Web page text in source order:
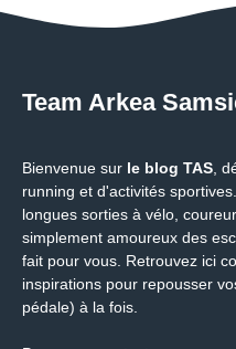
Team Arkea
Bienvenue sur le blog TAS,
running et d'activités
longues sorties à vélo,
simplement amoureux des
fait pour vous. Retrouvez ici
inspirations pour repousser
pédale) à la fois.